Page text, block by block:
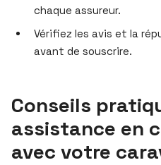
chaque assureur.
Vérifiez les avis et la
avant de souscrire.
Conseils
assistance en
avec votre